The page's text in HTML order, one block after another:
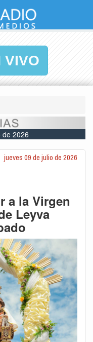
VIVO
de 2026
jueves 09 de julio de 2026
a la Virgen
Leyva